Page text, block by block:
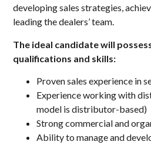
developing sales strategies,
leading the dealers’ team.
The ideal candidate will
qualifications and skills:
Proven sales experience in
Experience working with
model is distributor-based)
Strong commercial and
Ability to manage and